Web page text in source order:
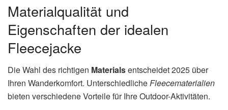
Materialqualität und
Eigenschaften der idealen
Fleecejacke
Die Wahl des richtigen Materialsentscheidet 2025 über
Ihren Wanderkomfort. UnterschiedlicheFleecematerialien
bieten verschiedene Vorteile für Ihre Outdoor-Aktivitäten.